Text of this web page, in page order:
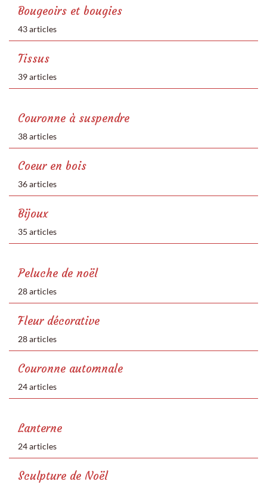
Bougeoirs et bougies
43 articles
Tissus
39 articles
Couronne à suspendre
38 articles
Coeur en bois
36 articles
Bijoux
35 articles
Peluche de noël
28 articles
Fleur décorative
28 articles
Couronne automnale
24 articles
Lanterne
24 articles
Sculpture de Noël